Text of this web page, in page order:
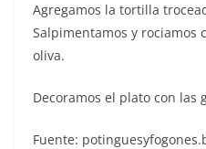
Agregamos la tortilla
Salpimentamos y rociamos
oliva.
Decoramos el plato con las
Fuente: